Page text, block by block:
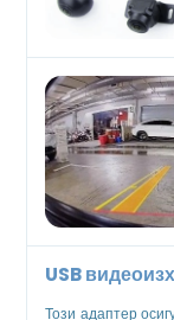
USB
Този адаптер